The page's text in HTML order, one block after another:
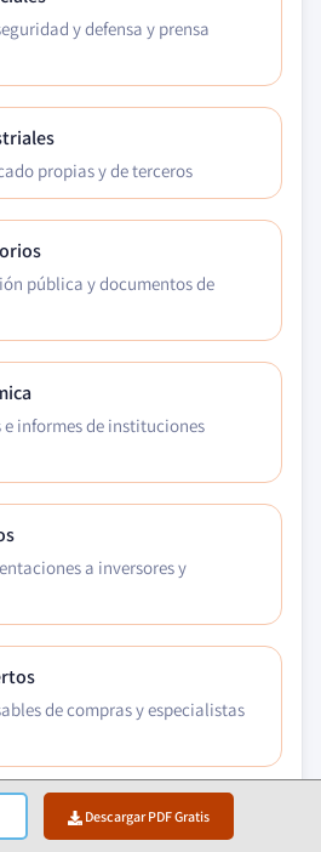
Descargar PDF Gratis
y defensa y prensa
propias y de terceros
pública y documentos de
informes de instituciones
a inversores y
de compras y especialistas